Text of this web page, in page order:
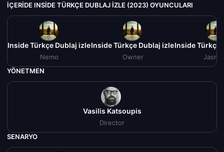
İÇERIDE INSIDE TÜRKÇE DUBLAJ IZLE (2023) OYUNCULARI
Inside Türkçe Dublaj izle (2023)
Nemo
İçeride Inside Türkçe Dublaj izle (2023)
Owner
İçeride Inside Türkçe
YÖNETMEN
Vasilis Katsoupis
Director
SENARYO